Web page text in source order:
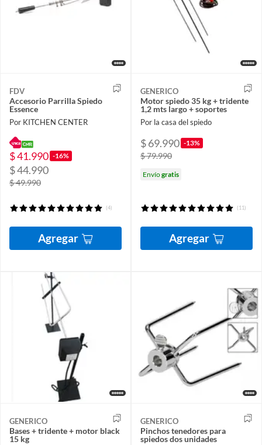
FDV
Accesorio Parrilla Spiedo
Essence
Por KITCHEN CENTER
$ 41.990 -16%
$ 44.990
$ 49.990
(4)
Agregar
GENERICO
Motor spiedo 35 kg + tridente
1,2 mts largo + soportes
Por la casa del spiedo
$ 69.990 -13%
$ 79.990
Envíogratis
(11)
Agregar
GENERICO
Bases + tridente + motor black
15 kg
GENERICO
Pinchos tenedores para
spiedos dos unidades